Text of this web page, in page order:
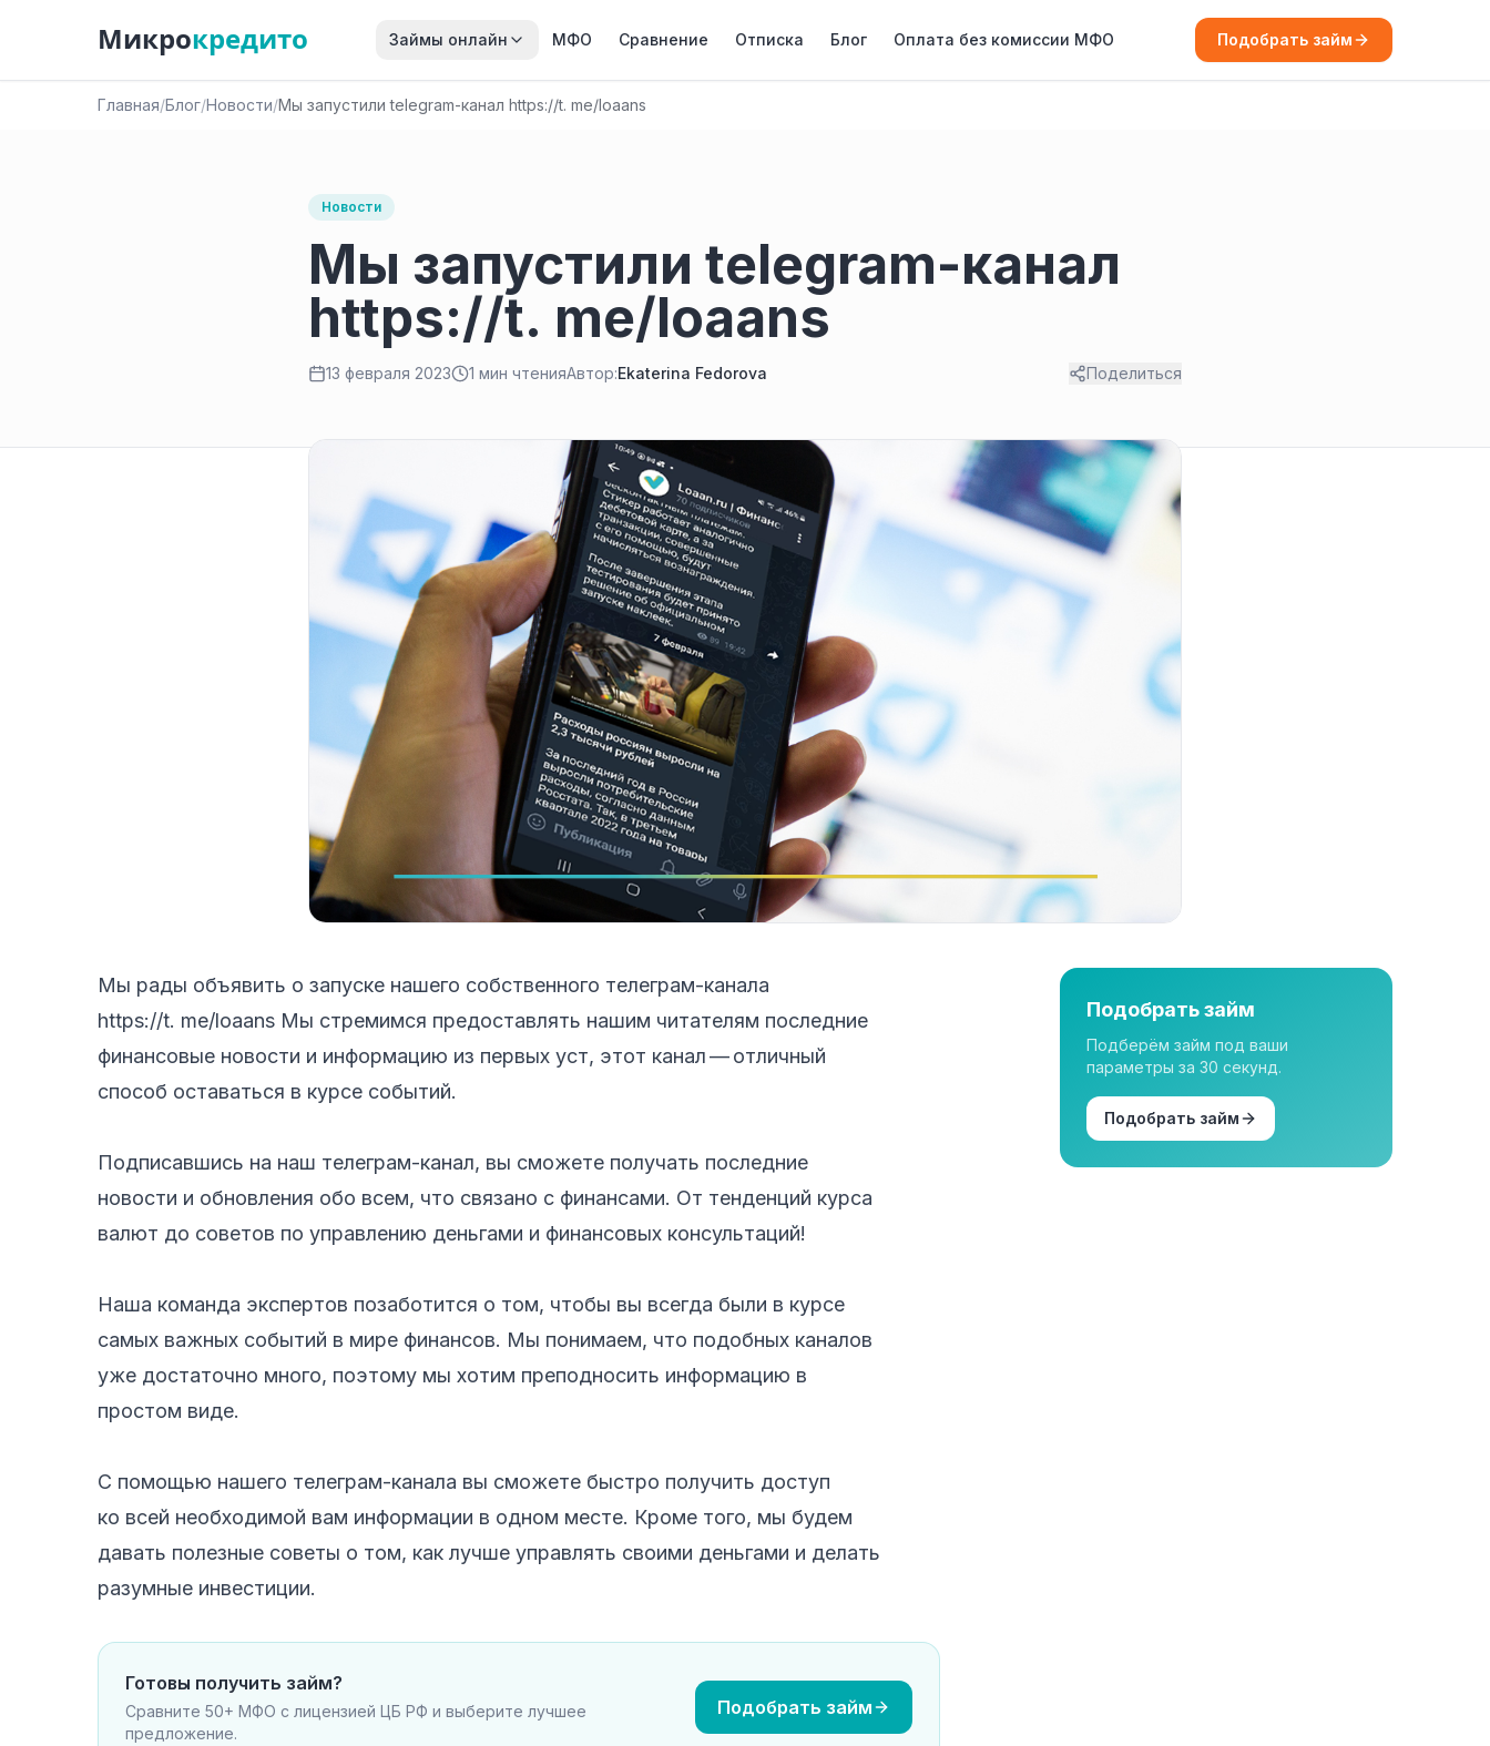
Микрокредито Займы онлайн МФО Сравнение Отписка Блог Оплата без комиссии МФО Подобрать займ
Главная/Блог/Новости/Мы запустили telegram-канал https://t. me/loaans
Новости
Мы запустили telegram-канал
https://t. me/loaans
13 февраля 2023 1 мин чтенияАвтор:Ekaterina Fedorova Поделиться
Мы рады объявить о запуске нашего собственного телеграм-канала
https://t. me/loaans Мы стремимся предоставлять нашим читателям последние
финансовые новости и информацию из первых уст, этот канал — отличный
способ оставаться в курсе событий.
Подписавшись на наш телеграм-канал, вы сможете получать последние
новости и обновления обо всем, что связано с финансами. От тенденций курса
валют до советов по управлению деньгами и финансовых консультаций!
Наша команда экспертов позаботится о том, чтобы вы всегда были в курсе
самых важных событий в мире финансов. Мы понимаем, что подобных каналов
уже достаточно много, поэтому мы хотим преподносить информацию в
простом виде.
С помощью нашего телеграм-канала вы сможете быстро получить доступ
ко всей необходимой вам информации в одном месте. Кроме того, мы будем
давать полезные советы о том, как лучше управлять своими деньгами и делать
разумные инвестиции.
Готовы получить займ?
Сравните 50+ МФО с лицензией ЦБ РФ и выберите лучшее
предложение.
Подобрать займ
Подобрать займ
Подберём займ под ваши
параметры за 30 секунд.
Подобрать займ